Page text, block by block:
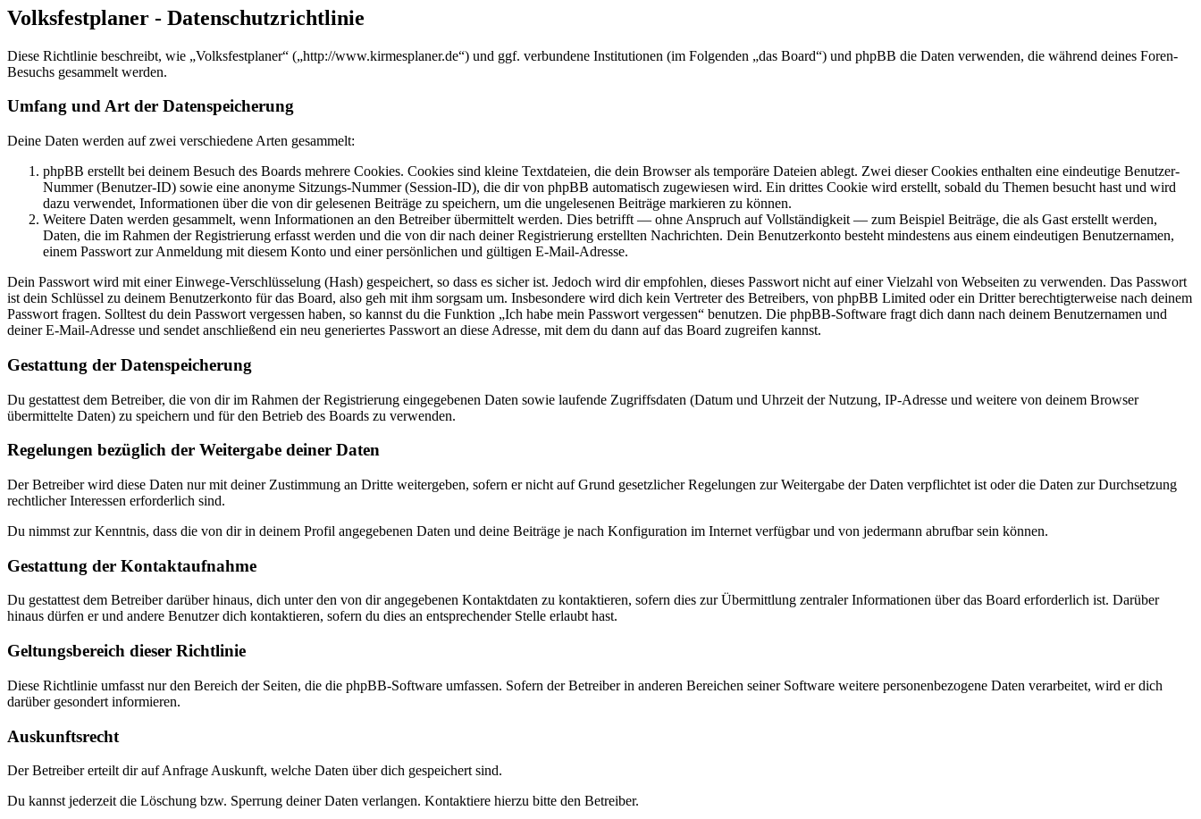
Volksfestplaner - Datenschutzrichtlinie
Diese Richtlinie beschreibt, wie „Volksfestplaner“ („http://www.kirmesplaner.de“) und ggf. verbundene Institutionen (im Folgenden „das Board“) und phpBB die Daten verwenden, die während deines Foren-
Besuchs gesammelt werden.
Umfang und Art der Datenspeicherung
Deine Daten werden auf zwei verschiedene Arten gesammelt:
phpBB erstellt bei deinem Besuch des Boards mehrere Cookies. Cookies sind kleine Textdateien, die dein Browser als temporäre Dateien ablegt. Zwei dieser Cookies enthalten eine eindeutige Benutzer-
Nummer (Benutzer-ID) sowie eine anonyme Sitzungs-Nummer (Session-ID), die dir von phpBB automatisch zugewiesen wird. Ein drittes Cookie wird erstellt, sobald du Themen besucht hast und wird
dazu verwendet, Informationen über die von dir gelesenen Beiträge zu speichern, um die ungelesenen Beiträge markieren zu können.
Weitere Daten werden gesammelt, wenn Informationen an den Betreiber übermittelt werden. Dies betrifft — ohne Anspruch auf Vollständigkeit — zum Beispiel Beiträge, die als Gast erstellt werden,
Daten, die im Rahmen der Registrierung erfasst werden und die von dir nach deiner Registrierung erstellten Nachrichten. Dein Benutzerkonto besteht mindestens aus einem eindeutigen Benutzernamen,
einem Passwort zur Anmeldung mit diesem Konto und einer persönlichen und gültigen E-Mail-Adresse.
Dein Passwort wird mit einer Einwege-Verschlüsselung (Hash) gespeichert, so dass es sicher ist. Jedoch wird dir empfohlen, dieses Passwort nicht auf einer Vielzahl von Webseiten zu verwenden. Das Passwort
ist dein Schlüssel zu deinem Benutzerkonto für das Board, also geh mit ihm sorgsam um. Insbesondere wird dich kein Vertreter des Betreibers, von phpBB Limited oder ein Dritter berechtigterweise nach deinem
Passwort fragen. Solltest du dein Passwort vergessen haben, so kannst du die Funktion „Ich habe mein Passwort vergessen“ benutzen. Die phpBB-Software fragt dich dann nach deinem Benutzernamen und
deiner E-Mail-Adresse und sendet anschließend ein neu generiertes Passwort an diese Adresse, mit dem du dann auf das Board zugreifen kannst.
Gestattung der Datenspeicherung
Du gestattest dem Betreiber, die von dir im Rahmen der Registrierung eingegebenen Daten sowie laufende Zugriffsdaten (Datum und Uhrzeit der Nutzung, IP-Adresse und weitere von deinem Browser
übermittelte Daten) zu speichern und für den Betrieb des Boards zu verwenden.
Regelungen bezüglich der Weitergabe deiner Daten
Der Betreiber wird diese Daten nur mit deiner Zustimmung an Dritte weitergeben, sofern er nicht auf Grund gesetzlicher Regelungen zur Weitergabe der Daten verpflichtet ist oder die Daten zur Durchsetzung
rechtlicher Interessen erforderlich sind.
Du nimmst zur Kenntnis, dass die von dir in deinem Profil angegebenen Daten und deine Beiträge je nach Konfiguration im Internet verfügbar und von jedermann abrufbar sein können.
Gestattung der Kontaktaufnahme
Du gestattest dem Betreiber darüber hinaus, dich unter den von dir angegebenen Kontaktdaten zu kontaktieren, sofern dies zur Übermittlung zentraler Informationen über das Board erforderlich ist. Darüber
hinaus dürfen er und andere Benutzer dich kontaktieren, sofern du dies an entsprechender Stelle erlaubt hast.
Geltungsbereich dieser Richtlinie
Diese Richtlinie umfasst nur den Bereich der Seiten, die die phpBB-Software umfassen. Sofern der Betreiber in anderen Bereichen seiner Software weitere personenbezogene Daten verarbeitet, wird er dich
darüber gesondert informieren.
Auskunftsrecht
Der Betreiber erteilt dir auf Anfrage Auskunft, welche Daten über dich gespeichert sind.
Du kannst jederzeit die Löschung bzw. Sperrung deiner Daten verlangen. Kontaktiere hierzu bitte den Betreiber.